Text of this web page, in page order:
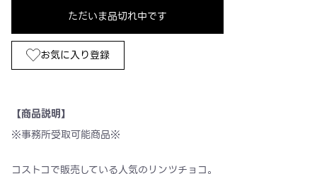
ただいま品切れ中です
お気に入り登録
【商品説明】
※事務所受取可能商品※
コストコで販売している人気のリンツチョコ。